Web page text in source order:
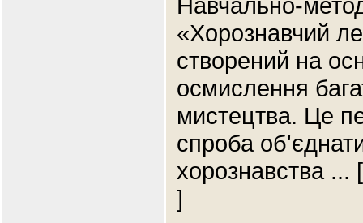
«Хорознавчий
створений на
осмислення
мистецтва. Це
спроба
хорознавства ...
]